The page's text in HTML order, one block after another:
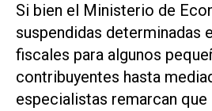
Si bien el Ministerio de
suspendidas determinadas
fiscales para algunos
contribuyentes hasta
especialistas remarcan que